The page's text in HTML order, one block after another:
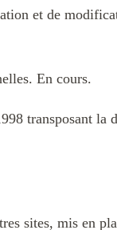
et de
En cours.
transposant
sites, mis en